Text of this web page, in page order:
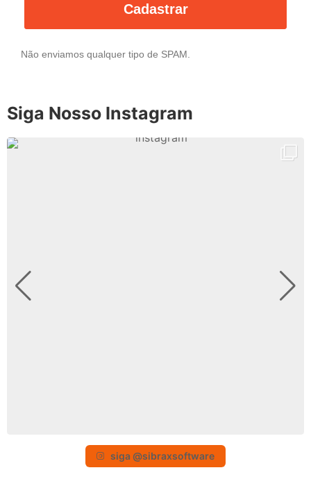
Cadastrar
Não enviamos qualquer tipo de SPAM.
Siga Nosso Instagram
siga @sibraxsoftware